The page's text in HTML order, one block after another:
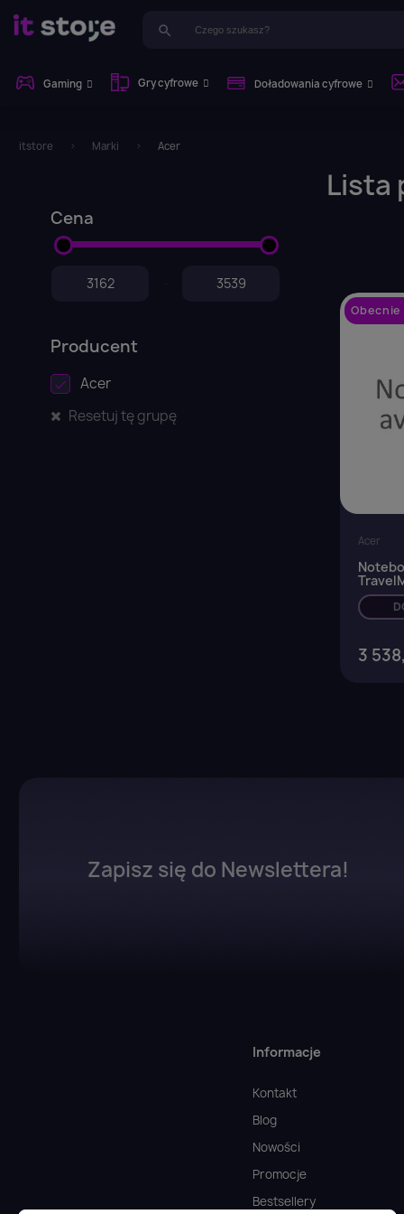
search
Gaming Gry cyfrowe Doładowania cyfrowe
itstore Marki Acer
Cena
Producent

Acer
Resetuj tę grupę
Lista
Acer
G2-
120U/
3
Zapisz się do Newslettera!
Informacje
Kontakt
Blog
Nowości
Promocje
Bestsellery